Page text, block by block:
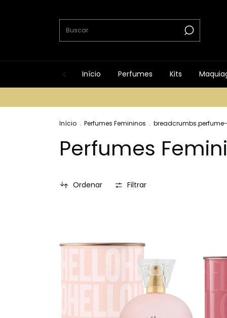
Início Perfumes Kits
Início . Perfumes Femininos .
Perfumes
Ordenar Filtrar